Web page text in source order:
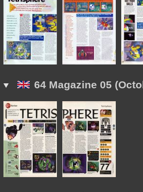
64 Magazine 05